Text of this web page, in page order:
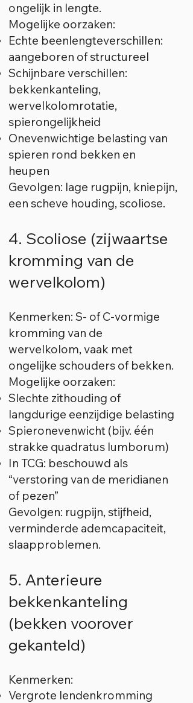
ongelijk in lengte.
Mogelijke oorzaken:
Echte beenlengteverschillen:
aangeboren of structureel
Schijnbare verschillen:
bekkenkanteling,
wervelkolomrotatie,
spierongelijkheid
Onevenwichtige belasting van
spieren rond bekken en
heupen
Gevolgen: lage rugpijn, kniepijn,
een scheve houding, scoliose.
4. Scoliose (zijwaartse
kromming van de
wervelkolom)
Kenmerken: S- of C-vormige
kromming van de
wervelkolom, vaak met
ongelijke schouders of bekken.
Mogelijke oorzaken:
Slechte zithouding of
langdurige eenzijdige belasting
Spieronevenwicht (bijv. één
strakke quadratus lumborum)
In TCG: beschouwd als
“verstoring van de meridianen
of pezen”
Gevolgen: rugpijn, stijfheid,
verminderde ademcapaciteit,
slaapproblemen.
5. Anterieure
bekkenkanteling
(bekken voorover
gekanteld)
Kenmerken:
Vergrote lendenkromming